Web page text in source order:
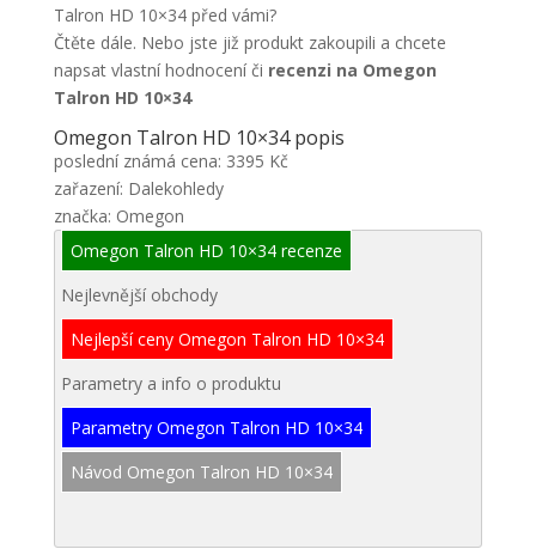
Talron HD 10×34 před vámi?
Čtěte dále. Nebo jste již produkt zakoupili a chcete
napsat vlastní hodnocení či recenzi na Omegon
Talron HD 10×34
Omegon Talron HD 10×34 popis
poslední známá cena: 3395 Kč
zařazení: Dalekohledy
značka: Omegon
Omegon Talron HD 10×34 recenze
Nejlevnější obchody
Nejlepší ceny Omegon Talron HD 10×34
Parametry a info o produktu
Parametry Omegon Talron HD 10×34
Návod Omegon Talron HD 10×34